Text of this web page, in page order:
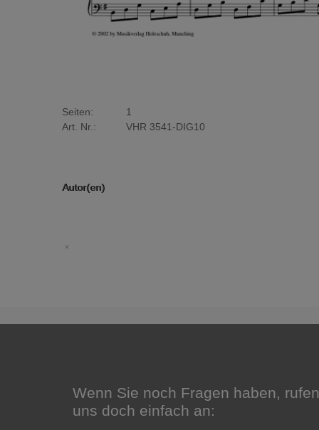
Seiten:
1
Art. Nr.:
VHR 3541-DIG10
Autor(en)
Wenn Sie noch Fragen haben,
uns doch einfach an: